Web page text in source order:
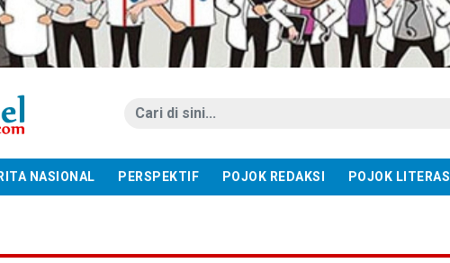
NASIONAL PERSPEKTIF POJOK REDAKSI POJOK LITERASI